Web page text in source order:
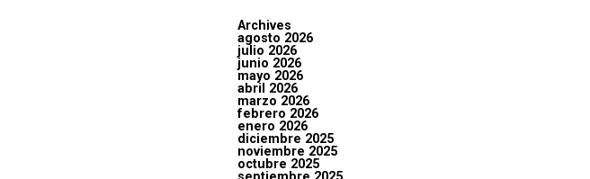
Archives
agosto 2026
julio 2026
junio 2026
mayo 2026
abril 2026
marzo 2026
febrero 2026
enero 2026
diciembre 2025
noviembre 2025
octubre 2025